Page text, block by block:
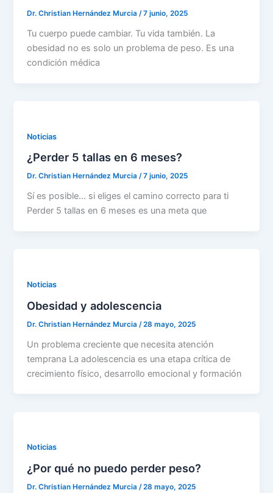
Dr. Christian Hernández Murcia/7 junio, 2025
Tu cuerpo puede cambiar. Tu vida también. La
obesidad no es solo un problema de peso. Es una
condición médica
Noticias
¿Perder 5 tallas en 6 meses?
Dr. Christian Hernández Murcia/7 junio, 2025
Sí es posible… si eliges el camino correcto para ti
Perder 5 tallas en 6 meses es una meta que
Noticias
Obesidad y adolescencia
Dr. Christian Hernández Murcia /28 mayo, 2025
Un problema creciente que necesita atención
temprana La adolescencia es una etapa crítica de
crecimiento físico, desarrollo emocional y formación
Noticias
¿Por qué no puedo perder peso?
Dr. Christian Hernández Murcia/28 mayo, 2025